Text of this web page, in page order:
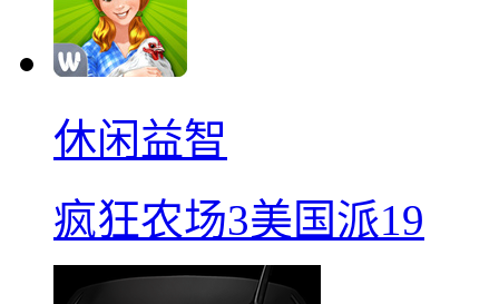
休闲益智
疯狂农场3美国派19